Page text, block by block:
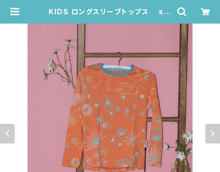
KIDS ロングスリーブトップス siz
uana de Arco